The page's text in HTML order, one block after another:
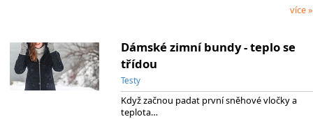
více »
Dámské zimní bundy - teplo se
třídou
Testy
Když začnou padat první sněhové vločky a
teplota…